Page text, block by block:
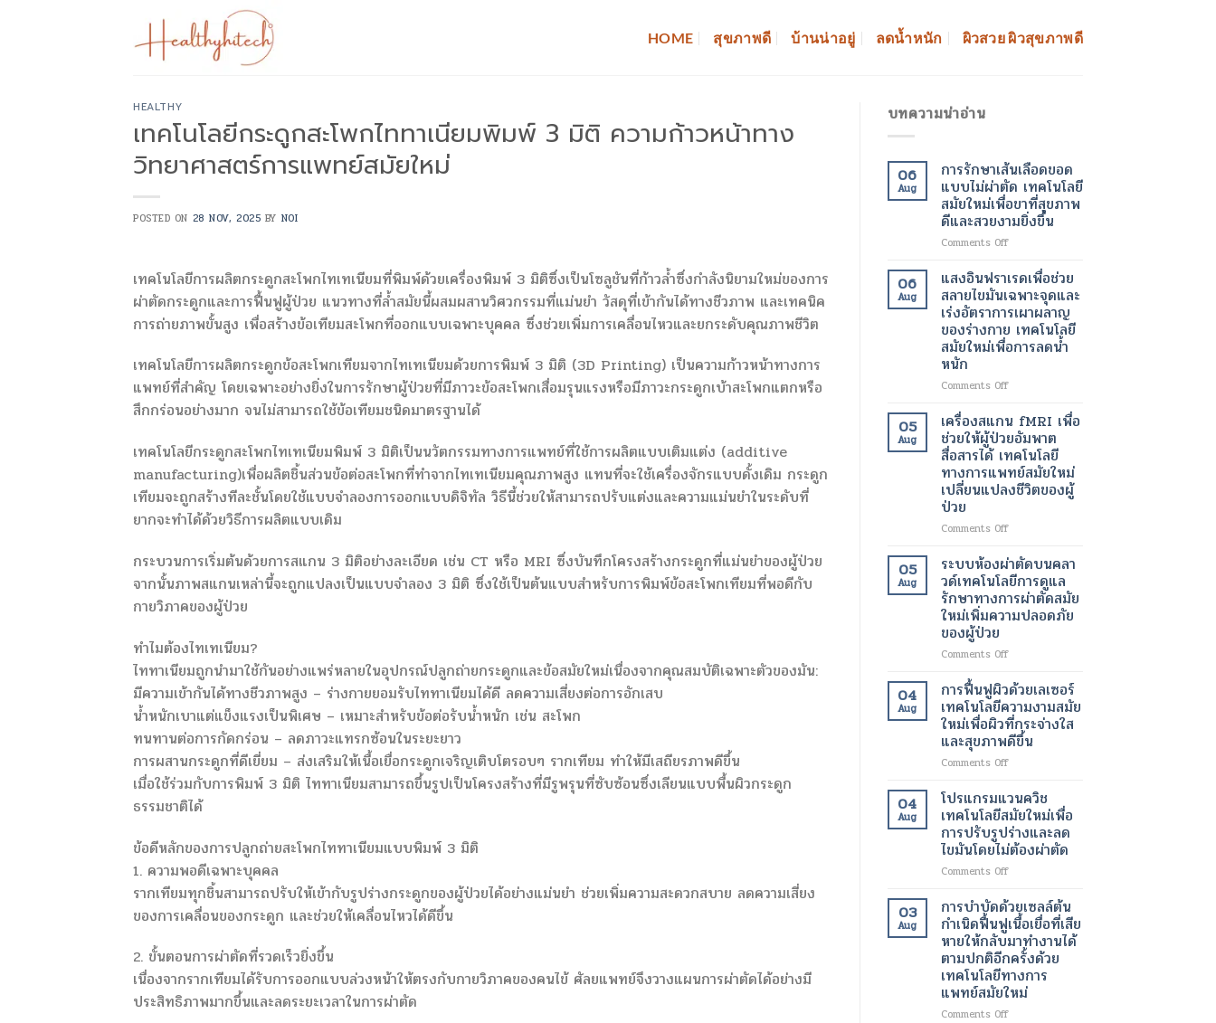
HOME สุขภาพดี บ้านน่าอยู่ ลดน้ำหนัก ผิวสวย ผิวสุขภาพดี
HEALTHY
เทคโนโลยีกระดูกสะโพกไททาเนียมพิมพ์ 3 มิติ ความก้าวหน้าทาง
วิทยาศาสตร์การแพทย์สมัยใหม่
POSTED ON 28 NOV, 2025 BY NOI
เทคโนโลยีการผลิตกระดูกสะโพกไทเทเนียมที่พิมพ์ด้วยเครื่องพิมพ์ 3 มิติซึ่งเป็นโซลูชันที่ก้าวล้ำซึ่งกำลังนิยามใหม่ของการ
ผ่าตัดกระดูกและการฟื้นฟูผู้ป่วย แนวทางที่ล้ำสมัยนี้ผสมผสานวิศวกรรมที่แม่นยำ วัสดุที่เข้ากันได้ทางชีวภาพ และเทคนิค
การถ่ายภาพขั้นสูง เพื่อสร้างข้อเทียมสะโพกที่ออกแบบเฉพาะบุคคล ซึ่งช่วยเพิ่มการเคลื่อนไหวและยกระดับคุณภาพชีวิต
เทคโนโลยีการผลิตกระดูกข้อสะโพกเทียมจากไทเทเนียมด้วยการพิมพ์ 3 มิติ (3D Printing) เป็นความก้าวหน้าทางการ
แพทย์ที่สำคัญ โดยเฉพาะอย่างยิ่งในการรักษาผู้ป่วยที่มีภาวะข้อสะโพกเสื่อมรุนแรงหรือมีภาวะกระดูกเบ้าสะโพกแตกหรือ
สึกกร่อนอย่างมาก จนไม่สามารถใช้ข้อเทียมชนิดมาตรฐานได้
เทคโนโลยีกระดูกสะโพกไทเทเนียมพิมพ์ 3 มิติเป็นนวัตกรรมทางการแพทย์ที่ใช้การผลิตแบบเติมแต่ง (additive
manufacturing)เพื่อผลิตชิ้นส่วนข้อต่อสะโพกที่ทำจากไทเทเนียมคุณภาพสูง แทนที่จะใช้เครื่องจักรแบบดั้งเดิม กระดูก
เทียมจะถูกสร้างทีละชั้นโดยใช้แบบจำลองการออกแบบดิจิทัล วิธีนี้ช่วยให้สามารถปรับแต่งและความแม่นยำในระดับที่
ยากจะทำได้ด้วยวิธีการผลิตแบบเดิม
กระบวนการเริ่มต้นด้วยการสแกน 3 มิติอย่างละเอียด เช่น CT หรือ MRI ซึ่งบันทึกโครงสร้างกระดูกที่แม่นยำของผู้ป่วย
จากนั้นภาพสแกนเหล่านี้จะถูกแปลงเป็นแบบจำลอง 3 มิติ ซึ่งใช้เป็นต้นแบบสำหรับการพิมพ์ข้อสะโพกเทียมที่พอดีกับ
กายวิภาคของผู้ป่วย
ทำไมต้องไทเทเนียม?
ไททาเนียมถูกนำมาใช้กันอย่างแพร่หลายในอุปกรณ์ปลูกถ่ายกระดูกและข้อสมัยใหม่เนื่องจากคุณสมบัติเฉพาะตัวของมัน:
มีความเข้ากันได้ทางชีวภาพสูง – ร่างกายยอมรับไททาเนียมได้ดี ลดความเสี่ยงต่อการอักเสบ
น้ำหนักเบาแต่แข็งแรงเป็นพิเศษ – เหมาะสำหรับข้อต่อรับน้ำหนัก เช่น สะโพก
ทนทานต่อการกัดกร่อน – ลดภาวะแทรกซ้อนในระยะยาว
การผสานกระดูกที่ดีเยี่ยม – ส่งเสริมให้เนื้อเยื่อกระดูกเจริญเติบโตรอบๆ รากเทียม ทำให้มีเสถียรภาพดีขึ้น
เมื่อใช้ร่วมกับการพิมพ์ 3 มิติ ไททาเนียมสามารถขึ้นรูปเป็นโครงสร้างที่มีรูพรุนที่ซับซ้อนซึ่งเลียนแบบพื้นผิวกระดูก
ธรรมชาติได้
ข้อดีหลักของการปลูกถ่ายสะโพกไททาเนียมแบบพิมพ์ 3 มิติ
1. ความพอดีเฉพาะบุคคล
รากเทียมทุกชิ้นสามารถปรับให้เข้ากับรูปร่างกระดูกของผู้ป่วยได้อย่างแม่นยำ ช่วยเพิ่มความสะดวกสบาย ลดความเสี่ยง
ของการเคลื่อนของกระดูก และช่วยให้เคลื่อนไหวได้ดีขึ้น
2. ขั้นตอนการผ่าตัดที่รวดเร็วยิ่งขึ้น
เนื่องจากรากเทียมได้รับการออกแบบล่วงหน้าให้ตรงกับกายวิภาคของคนไข้ ศัลยแพทย์จึงวางแผนการผ่าตัดได้อย่างมี
ประสิทธิภาพมากขึ้นและลดระยะเวลาในการผ่าตัด
บทความน่าอ่าน
06
Aug
การรักษาเส้นเลือดขอด
แบบไม่ผ่าตัด เทคโนโลยี
สมัยใหม่เพื่อขาที่สุขภาพ
ดีและสวยงามยิ่งขึ้น
Comments Offon
รักษา
เส้นเลือด
ขอด
แบบ
ไม่
ผ่าตัด
สมัย
ขา
ที่
สุขภาพ
ดี
และ
06
Aug
แสงอินฟราเรดเพื่อช่วย
สลายไขมันเฉพาะจุดและ
เร่งอัตราการเผาผลาญ
ของร่างกาย เทคโนโลยี
สมัยใหม่เพื่อการลดน้ำ
หนัก
Comments Offon
อินฟราเรด
เพื่อ
ช่วย
สลาย
ไข
มัน
จุด
เร่ง
อัตรา
การ
เผา
ผลาญ
ใหม่
เพื่อ
การ
ลด
05
Aug
เครื่องสแกน fMRI เพื่อ
ช่วยให้ผู้ป่วยอัมพาต
สื่อสารได้ เทคโนโลยี
ทางการแพทย์สมัยใหม่
เปลี่ยนแปลงชีวิตของผู้
ป่วย
Comments Offon
สแกน
fMRI
เพื่อ
ช่วย
ให้
ป่วย
สื่อสาร
ได้
เทคโนโลยี
ทางการ
แพทย์
สมัย
เปลี่ยนแปลง
ชีวิต
ของ
ผู้
ป่วย
05
Aug
ระบบห้องผ่าตัดบนคลา
วด์เทคโนโลยีการดูแล
รักษาทางการผ่าตัดสมัย
ใหม่เพิ่มความปลอดภัย
ของผู้ป่วย
Comments Offon
ห้อง
ผ่าตัด
บน
คลา
วด์
เทคโนโลยี
ดูแล
รักษา
ทางการ
ผ่าตัด
สมัย
ใหม่
ความ
ปลอดภัย
ของ
ผู้
ป่วย
04
Aug
การฟื้นฟูผิวด้วยเลเซอร์
เทคโนโลยีความงามสมัย
ใหม่เพื่อผิวที่กระจ่างใส
และสุขภาพดีขึ้น
Comments Offon
ฟื้นฟู
ผิว
ด้วย
เลเซอร์
เทคโนโลยี
ความ
สมัย
ใหม่
เพื่อ
ผิว
ที่
กระจ่าง
ใส
และ
04
Aug
โปรแกรมแวนควิช
เทคโนโลยีสมัยใหม่เพื่อ
การปรับรูปร่างและลด
ไขมันโดยไม่ต้องผ่าตัด
Comments Offon
แก
รม
แวน
ควิช
เทคโนโลยี
สมัย
ใหม่
เพื่อ
03
Aug
การบำบัดด้วยเซลล์ต้น
กำเนิดฟื้นฟูเนื้อเยื่อที่เสีย
หายให้กลับมาทำงานได้
ตามปกติอีกครั้งด้วย
เทคโนโลยีทางการ
แพทย์สมัยใหม่
Comments Offon